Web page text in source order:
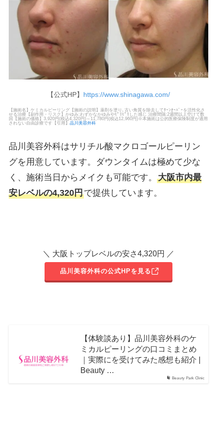
【公式HP】 https://www.shinagawa.com/
【施術名】ケミカルピーリング【施術の説明】薬剤を塗り､古い角質を除去してﾀｰﾝｵｰﾊﾞｰを活性化さ
せる治療【副作用・リスク】かゆみ:わずかなかゆみやﾋﾟﾘﾋﾟﾘした感じ 治療間隔:2週間以上空けて数
回【施術の価格】3,920円(税込4,320円)～11,780円(税込12,960円)※本施術は公的医療保険制度が適用
されない自由診療です【引用】 品川美容外科
品川美容外科はサリチル酸マクロゴールピーリン
グを用意しています。ダウンタイムは極めて少な
く、施術当日からメイクも可能です。 大阪市内最
安レベルの4,320円で提供しています。
＼ 大阪トップレベルの安さ4,320円 ／
品川美容外科の公式HPを見る
Beauty Park Clinic
【体験談あり】品川美容外科のケ
ミカルピーリングの口コミまとめ
｜実際にを受けてみた感想も紹介 |
Beauty …